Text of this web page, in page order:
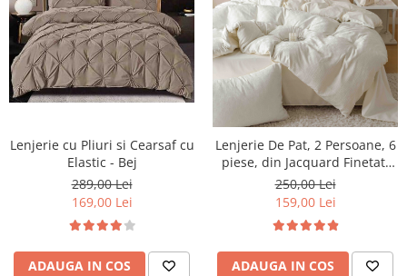
Lenjerie cu Pliuri si Cearsaf cu
Elastic - Bej
289,00 Lei
169,00 Lei
ADAUGA IN COS
Lenjerie De Pat, 2 Persoane, 6
piese, din Jacquard Finetat,
Crem deschis
250,00 Lei
159,00 Lei
ADAUGA IN COS